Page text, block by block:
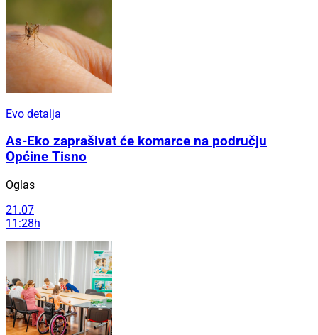
Evo detalja
As-Eko zaprašivat će komarce na području
Općine Tisno
Oglas
21.07
11:28h